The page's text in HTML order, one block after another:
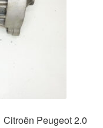
Peugeot 2.0